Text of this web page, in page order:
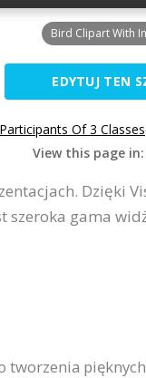
Bird Clipart With
EDYTUJ TEN
Participants Of 3
View this page in:
Dzięki
szeroka gama